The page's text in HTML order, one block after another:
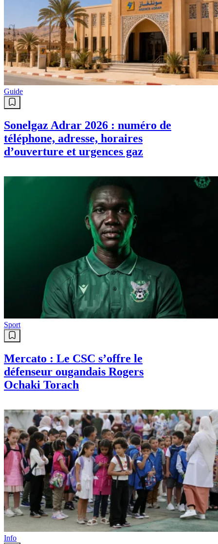
Guide
Sonelgaz Adrar 2026 : numéro de
téléphone, adresse, horaires
d’ouverture et urgences gaz
Sport
Mercato : Le CSC s’offre le
défenseur ougandais Rogers
Ochaki Torach
Info